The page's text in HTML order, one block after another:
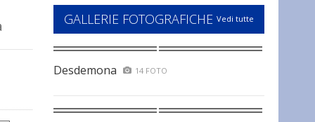
GALLERIE FOTOGRAFICHE Vedi tutte
Desdemona 14 FOTO